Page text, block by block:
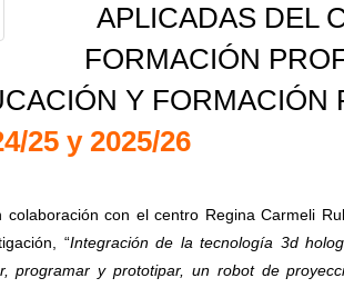
APLICADAS DEL
FORMACIÓN
Y FORMACIÓN
25 y 2025/26
con el centro Regina Carmeli
“Integración de la tecnología 3d
y prototipar, un robot de